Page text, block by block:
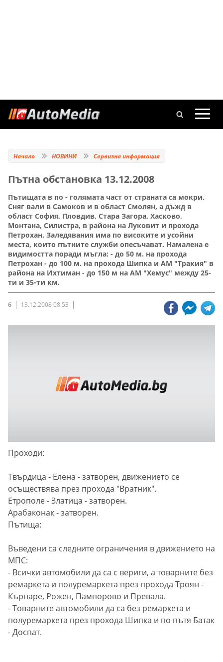
Начало НОВИНИ Сервизна информация
Пътна обстановка 13.12.2008
Пътищата в по - голямата част от страната са мокри.
Сняг вали в Самоков и в област Смолян, а дъжд в
област София, Пловдив, Стара Загора, Хасково,
Монтана, Силистра, в района на Луковит и прохода
Петрохан. Заледявания има по високите и усойни
места, които пътните служби опесъчават. Намалена е
видимостта поради мъгла: - до 50 м. на прохода
Петрохан - до 100 м. на прохода Шипка и АМ "Тракия" в
района на Ихтиман - до 150 м на АМ "Хемус" между 25-
ти и 35-ти км.
6 13.12.2008 08:53
Проходи:
Твърдица - Елена - затворен, движението се
осъществява през прохода "Вратник".
Етрополе - Златица - затворен.
Арабаконак - затворен.
Пътища:
Въведени са следните ограничения в движението на
МПС:
- Всички автомобили да са с вериги, а товарните без
ремаркета и полуремаркета през прохода Троян -
Кърнаре, Рожен, Пампорово и Превала.
- Товарните автомобили да са без ремаркета и
полуремаркета през прохода Шипка и по пътя Батак
- Доспат.